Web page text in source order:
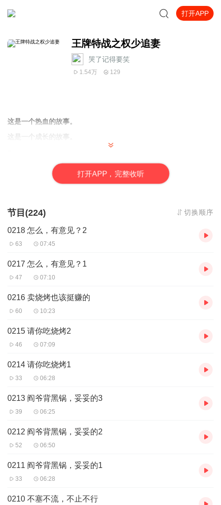
打开APP
王牌特战之权少追妻
哭了记得要笑_
1.54万 129
这是一个热血的故事。
墨上筠，经历离奇的涩会狐狸，漂亮得像个花瓶。传闻：这位喜怒
无常、手段狡猾、活生生一无赖！
阎天邢，身份神秘的阎王队长，俊美得像个妖孽。传闻：这爷性情
都是高级“颜控”！
的提议，“想要我这人，也不是不可以，不过，得卖色才行！”
“成交！”
于是，老狐狸和小流氓的情感历程，在不一样的热血生活中，就此
展开。
这是属于两个妖孽的故事，当妖孽正面交锋，想要不碰得个你死我
活，那么，只能痛痛快快地吃干抹净了！
大的国家，我们有什么理由不热血沸腾？
我们爱国，所以才无悔用汗水祭奠曾经的弱小；
我们爱国，所以才无偿用鲜血守护陌生的生命。
打开APP，完整收听
节目(224) 切换顺序
0218 怎么，有意见？2
63 07:45
0217 怎么，有意见？1
47 07:10
0216 卖烧烤也该挺赚的
60 10:23
0215 请你吃烧烤2
46 07:09
0214 请你吃烧烤1
33 06:28
0213 阎爷背黑锅，妥妥的3
39 06:25
0212 阎爷背黑锅，妥妥的2
52 06:50
0211 阎爷背黑锅，妥妥的1
33 06:28
0210 不塞不流，不止不行